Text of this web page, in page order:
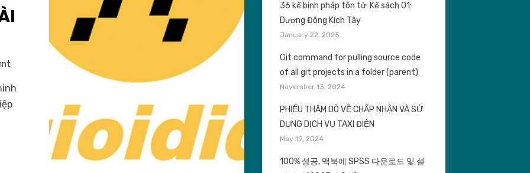
GIỚI
DI
36 kế binh pháp tôn tử: Kế sách 01:
Dương Đông Kích Tây
January 22, 2025
Git command for pulling source code
of all git projects in a folder (parent)
November 13, 2024
PHIẾU THĂM DÒ VỀ CHẤP NHẬN VÀ SỬ
DỤNG DỊCH VỤ TAXI ĐIỆN
May 19, 2024
100% 성공, 맥북에 SPSS 다운로드 및 설